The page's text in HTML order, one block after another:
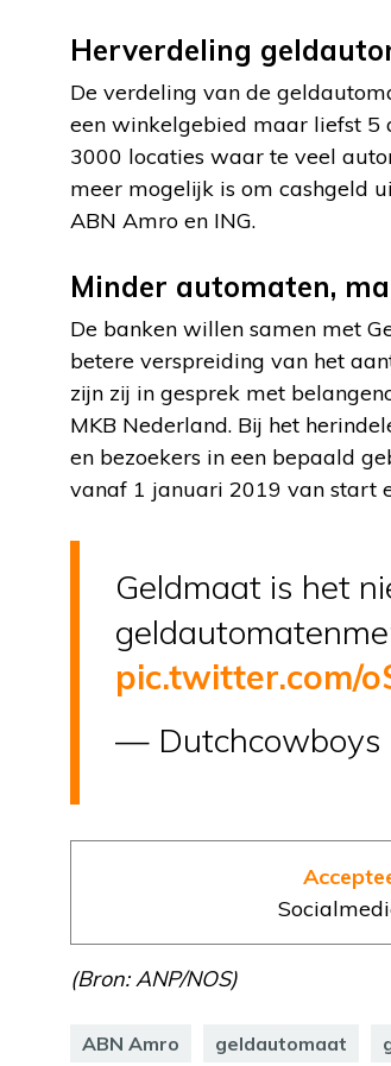
Herverdeling
De verdeling van de
een winkelgebied maar liefst 5
3000 locaties waar te veel
meer mogelijk is om cashgeld
ABN Amro en ING.
Minder automaten,
De banken willen samen met
betere verspreiding van het
zijn zij in gesprek met
MKB Nederland. Bij het
en bezoekers in een bepaald
vanaf 1 januari 2019 van start
Geldmaat is het
pic.twitter.com/
— Dutchcowboys
(Bron: ANP/NOS)
ABN Amro geldautomaat